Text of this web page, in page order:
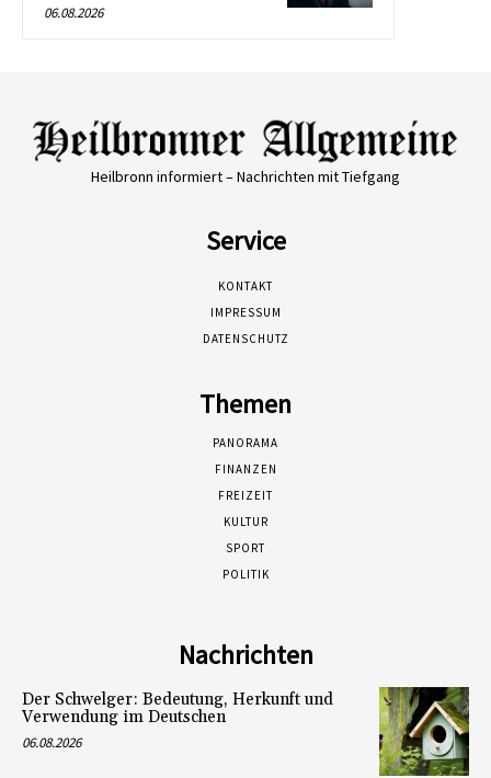
06.08.2026
Heilbronn informiert – Nachrichten mit Tiefgang
Service
KONTAKT
IMPRESSUM
DATENSCHUTZ
Themen
PANORAMA
FINANZEN
FREIZEIT
KULTUR
SPORT
POLITIK
Nachrichten
Der Schwelger: Bedeutung, Herkunft und
Verwendung im Deutschen
06.08.2026